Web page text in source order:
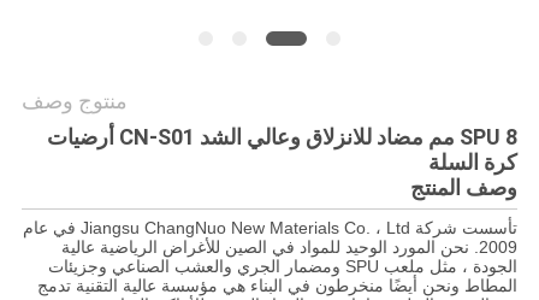
منتوج وصف
SPU 8 مم مضاد للانزلاق وعالي الشد CN-S01 أرضيات
كرة السلة
وصف المنتج
تأسست شركة Jiangsu ChangNuo New Materials Co. ، Ltd في عام
2009. نحن المورد الوحيد للمواد في الصين للأغراض الرياضية عالية
الجودة ، مثل ملعب SPU ومضمار الجري والعشب الصناعي وجزيئات
المطاط ونحن أيضًا منخرطون في البناء هي مؤسسة عالية التقنية تدمج